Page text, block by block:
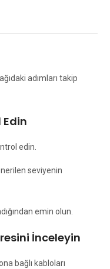
adımları takip
Edin
edin.
seviyenin
emin olun.
İnceleyin
bağlı kabloları